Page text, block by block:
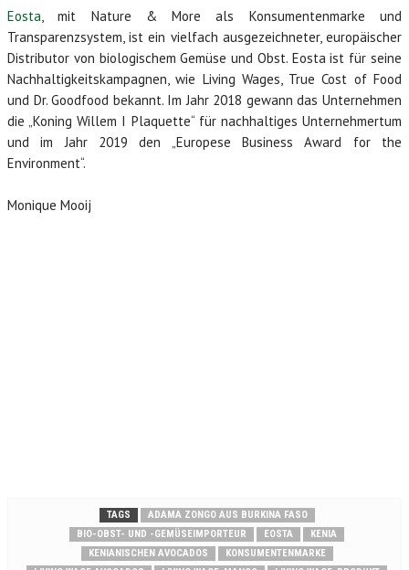
Eosta, mit Nature & More als Konsumentenmarke und
Transparenzsystem, ist ein vielfach ausgezeichneter, europäischer
Distributor von biologischem Gemüse und Obst. Eosta ist für seine
Nachhaltigkeitskampagnen, wie Living Wages, True Cost of Food
und Dr. Goodfood bekannt. Im Jahr 2018 gewann das Unternehmen
die „Koning Willem I Plaquette“ für nachhaltiges Unternehmertum
und im Jahr 2019 den „Europese Business Award for the
Environment“.
Monique Mooij
TAGS
ADAMA ZONGO AUS BURKINA FASO
BIO-OBST- UND -GEMÜSEIMPORTEUR
EOSTA
KENIA
KENIANISCHEN AVOCADOS
KONSUMENTENMARKE